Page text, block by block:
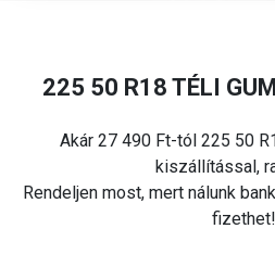
225 50 R18 TÉLI
Akár 27 490 Ft-tól 225 50
kiszállítással,
Rendeljen most, mert nálunk
fizethet!